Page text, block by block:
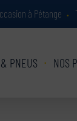
à Pétange •
PNEUS NOS